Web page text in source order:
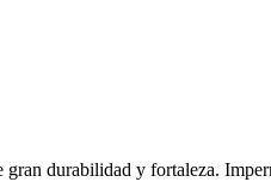
durabilidad y fortaleza.